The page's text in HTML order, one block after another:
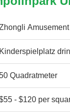
Kinderspielplatz
Quadratmeter
- $120 per